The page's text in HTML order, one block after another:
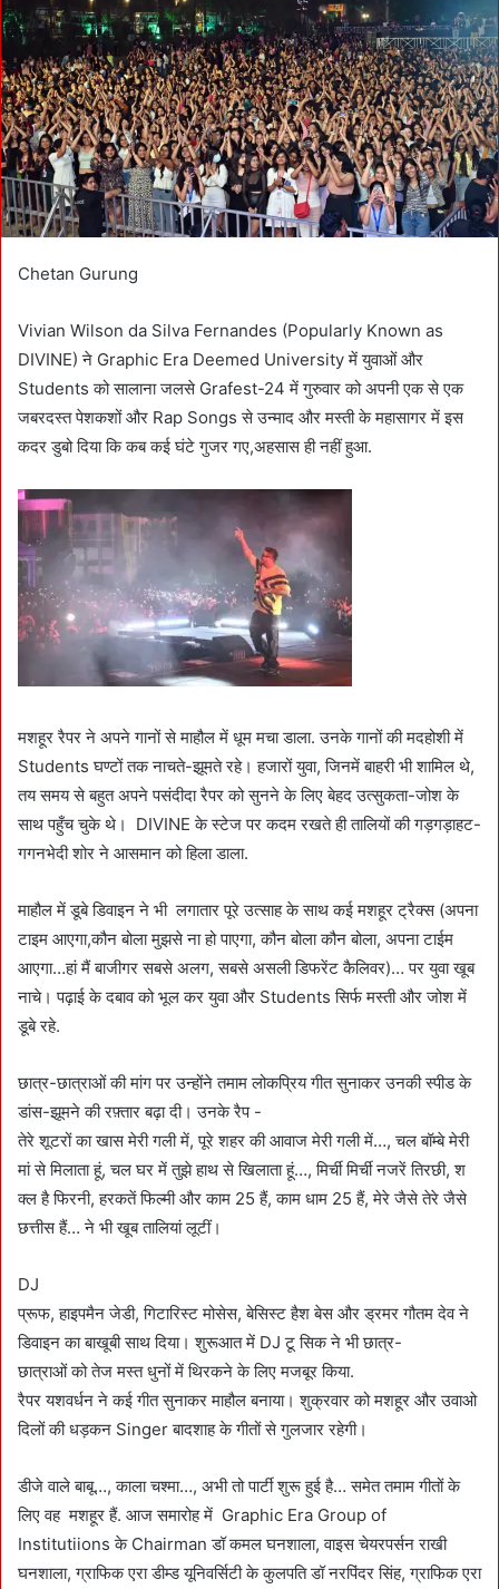
e
m
a
i
l
Chetan Gurung
Vivian Wilson da Silva Fernandes (Popularly Known as
DIVINE) ने Graphic Era Deemed University में युवाओं और
Students को सालाना जलसे Grafest-24 में गुरुवार को अपनी एक से एक
जबरदस्त पेशकशों और Rap Songs से उन्माद और मस्ती के महासागर में इस
कदर डुबो दिया कि कब कई घंटे गुजर गए,अहसास ही नहीं हुआ.
मशहूर रैपर ने अपने गानों से माहौल में धूम मचा डाला. उनके गानों की मदहोशी में
Students घण्टों तक नाचते-झूमते रहे। हजारों युवा, जिनमें बाहरी भी शामिल थे,
तय समय से बहुत अपने पसंदीदा रैपर को सुनने के लिए बेहद उत्सुकता-जोश के
साथ पहुँच चुके थे। DIVINE के स्टेज पर कदम रखते ही तालियों की गड़गड़ाहट-
गगनभेदी शोर ने आसमान को हिला डाला.
माहौल में डूबे डिवाइन ने भी लगातार पूरे उत्साह के साथ कई मशहूर ट्रैक्स (अपना
टाइम आएगा,कौन बोला मुझसे ना हो पाएगा, कौन बोला कौन बोला, अपना टाईम
आएगा…हां मैं बाजीगर सबसे अलग, सबसे असली डिफरेंट कैलिवर)… पर युवा खूब
नाचे। पढ़ाई के दबाव को भूल कर युवा और Students सिर्फ मस्ती और जोश में
डूबे रहे.
छात्र-छात्राओं की मांग पर उन्होंने तमाम लोकप्रिय गीत सुनाकर उनकी स्पीड के
डांस-झूमने की रफ़्तार बढ़ा दी। उनके रैप -
तेरे शूटरों का खास मेरी गली में, पूरे शहर की आवाज मेरी गली में…, चल बॉम्बे मेरी
मां से मिलाता हूं, चल घर में तुझे हाथ से खिलाता हूं…, मिर्ची मिर्ची नजरें तिरछी, श
क्ल है फिरनी, हरकतें फिल्मी और काम 25 हैं, काम धाम 25 हैं, मेरे जैसे तेरे जैसे
छत्तीस हैं… ने भी खूब तालियां लूटीं।
DJ
प्रूफ, हाइपमैन जेडी, गिटारिस्ट मोसेस, बेसिस्ट हैश बेस और ड्रमर गौतम देव ने
डिवाइन का बाखूबी साथ दिया। शुरूआत में DJ टू सिक ने भी छात्र-
छात्राओं को तेज मस्त धुनों में थिरकने के लिए मजबूर किया.
रैपर यशवर्धन ने कई गीत सुनाकर माहौल बनाया। शुक्रवार को मशहूर और उवाओ
दिलों की धड़कन Singer बादशाह के गीतों से गुलजार रहेगी।
डीजे वाले बाबू…, काला चश्मा…, अभी तो पार्टी शुरू हुई है… समेत तमाम गीतों के
लिए वह मशहूर हैं. आज समारोह में Graphic Era Group of
Institutiions के Chairman डॉ कमल घनशाला, वाइस चेयरपर्सन राखी
घनशाला, ग्राफिक एरा डीम्ड यूनिवर्सिटी के कुलपति डॉ नरपिंदर सिंह, ग्राफिक एरा